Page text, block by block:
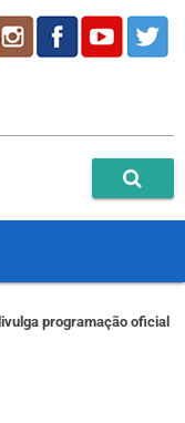
programação oficial